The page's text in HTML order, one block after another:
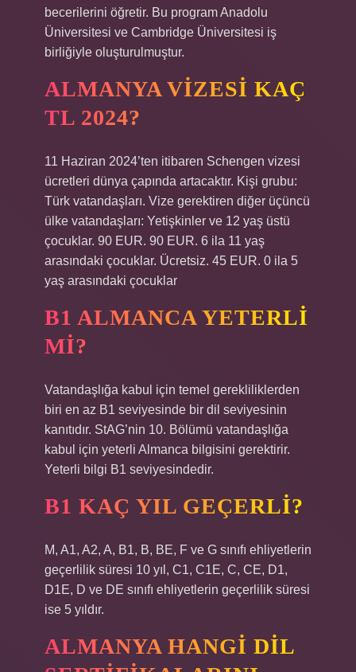
becerilerini öğretir. Bu program Anadolu
Üniversitesi ve Cambridge Üniversitesi iş
birliğiyle oluşturulmuştur.
ALMANYA VIZESI KAÇ
TL 2024?
11 Haziran 2024’ten itibaren Schengen vizesi
ücretleri dünya çapında artacaktır. Kişi grubu:
Türk vatandaşları. Vize gerektiren diğer üçüncü
ülke vatandaşları: Yetişkinler ve 12 yaş üstü
çocuklar. 90 EUR. 90 EUR. 6 ila 11 yaş
arasındaki çocuklar. Ücretsiz. 45 EUR. 0 ila 5
yaş arasındaki çocuklar
B1 ALMANCA YETERLI
MI?
Vatandaşlığa kabul için temel gerekliliklerden
biri en az B1 seviyesinde bir dil seviyesinin
kanıtıdır. StAG’nin 10. Bölümü vatandaşlığa
kabul için yeterli Almanca bilgisini gerektirir.
Yeterli bilgi B1 seviyesindedir.
B1 KAÇ YIL GEÇERLI?
M, A1, A2, A, B1, B, BE, F ve G sınıfı ehliyetlerin
geçerlilik süresi 10 yıl, C1, C1E, C, CE, D1,
D1E, D ve DE sınıfı ehliyetlerin geçerlilik süresi
ise 5 yıldır.
ALMANYA HANGI DIL